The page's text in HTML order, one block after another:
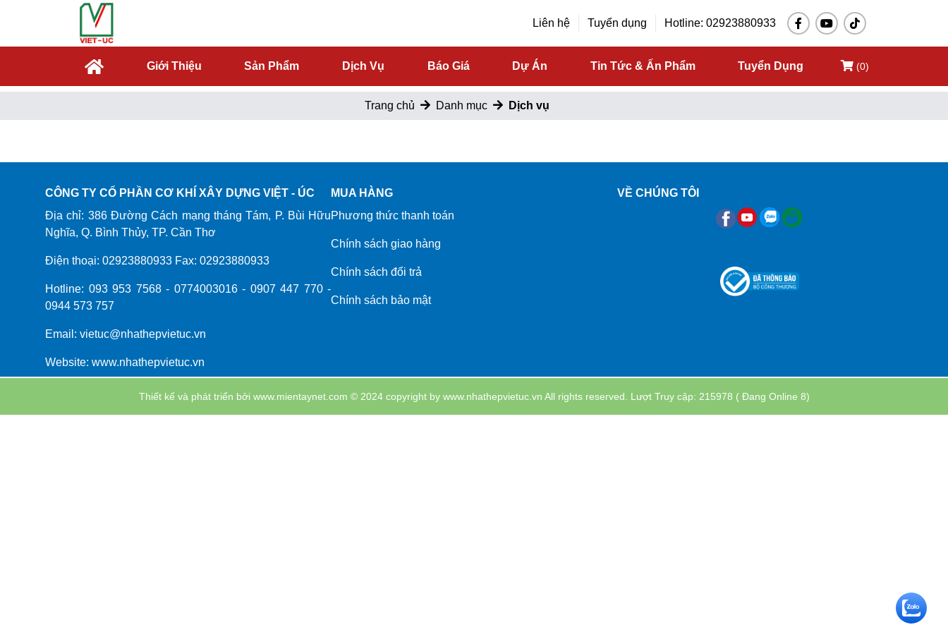
Liên hệ Tuyển dụng Hotline: 02923880933
Giới Thiệu Sản Phẩm Dịch Vụ Báo Giá Dự Án Tin Tức & Ấn Phẩm Tuyển Dụng (0)
Trang chủ Danh mục Dịch vụ
CÔNG TY CỔ PHẦN CƠ KHÍ XÂY DỰNG VIỆT - ÚC
Địa chỉ: 386 Đường Cách mạng tháng Tám, P. Bùi Hữu
Nghĩa, Q. Bình Thủy, TP. Cần Thơ
Điện thoại: 02923880933 Fax: 02923880933
Hotline: 093 953 7568 - 0774003016 - 0907 447 770 -
0944 573 757
Email: vietuc@nhathepvietuc.vn
Website: www.nhathepvietuc.vn
MUA HÀNG
Phương thức thanh toán
Chính sách giao hàng
Chính sách đổi trả
Chính sách bảo mật
VỀ CHÚNG TÔI
Thiết kế và phát triển bởi www.mientaynet.com © 2024 copyright by www.nhathepvietuc.vn All rights reserved. Lượt Truy cập: 215978 ( Đang Online 8)